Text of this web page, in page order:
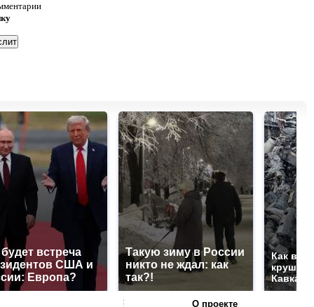
будет встреча
США и
Европа?
Такую зиму в России
никто не ждал: как
так?!
Как
О проекте